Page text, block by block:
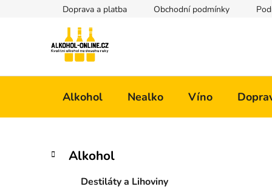
Doprava a platba Obchodní podmínky
Alkohol Nealko Víno
PPřeskočit
kategorie
K
a
Alkohol
Destiláty a Lihoviny